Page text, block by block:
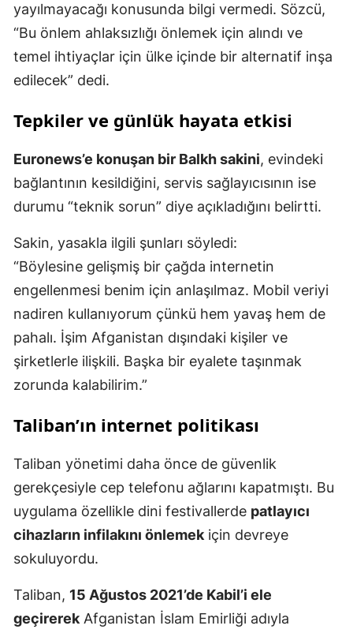
yayılmayacağı konusunda bilgi vermedi. Sözcü,
“Bu önlem ahlaksızlığı önlemek için alındı ve
temel ihtiyaçlar için ülke içinde bir alternatif inşa
edilecek” dedi.
Tepkiler ve günlük hayata etkisi
Euronews’e konuşan bir Balkh sakini, evindeki
bağlantının kesildiğini, servis sağlayıcısının ise
durumu “teknik sorun” diye açıkladığını belirtti.
Sakin, yasakla ilgili şunları söyledi:
“Böylesine gelişmiş bir çağda internetin
engellenmesi benim için anlaşılmaz. Mobil veriyi
nadiren kullanıyorum çünkü hem yavaş hem de
pahalı. İşim Afganistan dışındaki kişiler ve
şirketlerle ilişkili. Başka bir eyalete taşınmak
zorunda kalabilirim.”
Taliban’ın internet politikası
Taliban yönetimi daha önce de güvenlik
gerekçesiyle cep telefonu ağlarını kapatmıştı. Bu
uygulama özellikle dini festivallerde patlayıcı
cihazların infilakını önlemekiçin devreye
sokuluyordu.
Taliban, 15 Ağustos 2021’de Kabil’i ele
geçirerekAfganistan İslam Emirliği adıyla